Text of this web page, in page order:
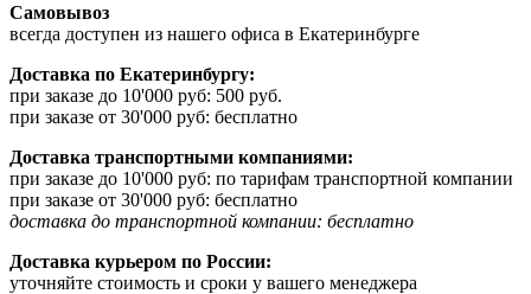
Самовывоз
всегда доступен из нашего офиса в Екатеринбурге
Доставка по Екатеринбургу:
при заказе до 10'000 руб: 500 руб.
при заказе от 30'000 руб: бесплатно
Доставка транспортными компаниями:
при заказе до 10'000 руб: по тарифам транспортной компании
при заказе от 30'000 руб: бесплатно
доставка до транспортной компании: бесплатно
Доставка курьером по России:
уточняйте стоимость и сроки у вашего менеджера